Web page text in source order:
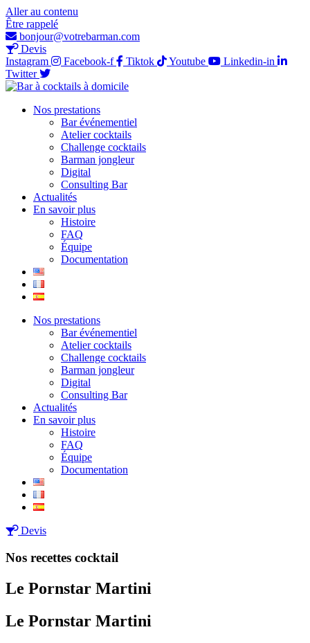
Aller au contenu
Être rappelé
bonjour@votrebarman.com
Devis
Instagram
Facebook-f Tiktok Youtube
Linkedin-in
Twitter
Nos prestations
Bar événementiel
Atelier cocktails
Challenge cocktails
Barman jongleur
Digital
Consulting Bar
Actualités
En savoir plus
Histoire
FAQ
Équipe
Documentation
Nos prestations
Bar événementiel
Atelier cocktails
Challenge cocktails
Barman jongleur
Digital
Consulting Bar
Actualités
En savoir plus
Histoire
FAQ
Équipe
Documentation
Devis
Nos recettes cocktail
Le Pornstar Martini
Le Pornstar Martini